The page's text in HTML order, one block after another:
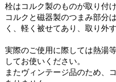
栓はコルク製のものが取り付
コルクと磁器製のつまみ部分
く、軽く被せてあり、取り外
実際のご使用に際しては熱湯
してお使いください。
またヴィンテージ品のため、